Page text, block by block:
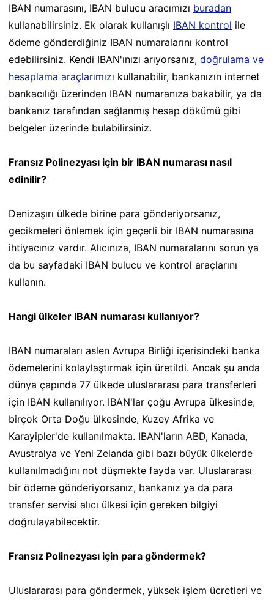
IBAN numarasını, IBAN bulucu aracımızı buradan
kullanabilirsiniz. Ek olarak kullanışlı IBAN kontrol ile
ödeme gönderdiğiniz IBAN numaralarını kontrol
edebilirsiniz. Kendi IBAN'ınızı arıyorsanız, doğrulama ve
hesaplama araçlarımızı kullanabilir, bankanızın internet
bankacılığı üzerinden IBAN numaranıza bakabilir, ya da
bankanız tarafından sağlanmış hesap dökümü gibi
belgeler üzerinde bulabilirsiniz.
Fransız Polinezyası için bir IBAN numarası nasıl
edinilir?
Denizaşırı ülkede birine para gönderiyorsanız,
gecikmeleri önlemek için geçerli bir IBAN numarasına
ihtiyacınız vardır. Alıcınıza, IBAN numaralarını sorun ya
da bu sayfadaki IBAN bulucu ve kontrol araçlarını
kullanın.
Hangi ülkeler IBAN numarası kullanıyor?
IBAN numaraları aslen Avrupa Birliği içerisindeki banka
ödemelerini kolaylaştırmak için üretildi. Ancak şu anda
dünya çapında 77 ülkede uluslararası para transferleri
için IBAN kullanılıyor. IBAN'lar çoğu Avrupa ülkesinde,
birçok Orta Doğu ülkesinde, Kuzey Afrika ve
Karayipler'de kullanılmakta. IBAN'ların ABD, Kanada,
Avustralya ve Yeni Zelanda gibi bazı büyük ülkelerde
kullanılmadığını not düşmekte fayda var. Uluslararası
bir ödeme gönderiyorsanız, bankanız ya da para
transfer servisi alıcı ülkesi için gereken bilgiyi
doğrulayabilecektir.
Fransız Polinezyası için para göndermek?
Uluslararası para göndermek, yüksek işlem ücretleri ve